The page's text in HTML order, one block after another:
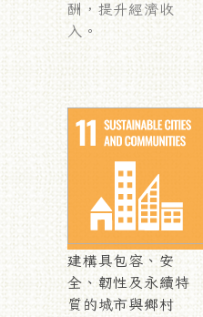
酬，提升經濟收
入。
建構具包容、安
全、韌性及永續特
質的城市與鄉村